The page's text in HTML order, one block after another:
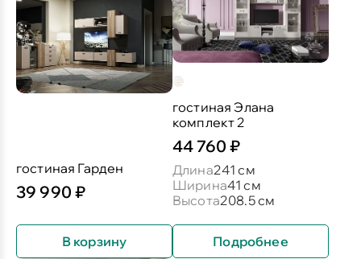
гостиная Гарден
39 990 ₽
В корзину
гостиная Элана
комплект 2
44 760 ₽
Длина241 см
Ширина41 см
Высота208.5 см
Подробнее